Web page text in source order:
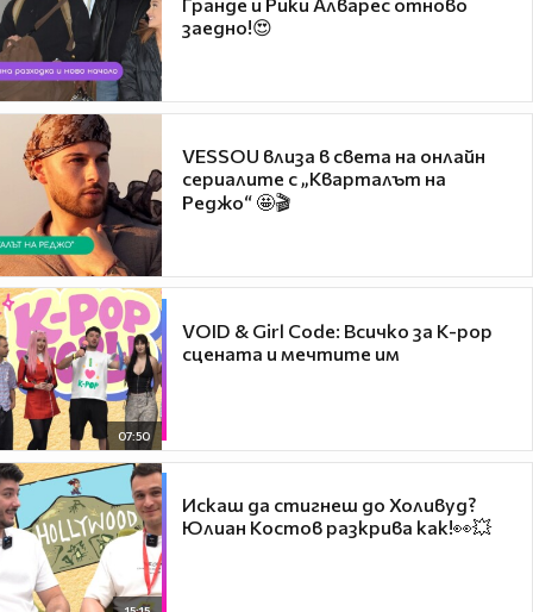
заедно!😍
VESSOU влиза в света на онлайн
сериалите с „Кварталът на
Реджо“ 🤩🎬
07:50
VOID & Girl Code: Всичко за K-pop
сцената и мечтите им
Искаш да стигнеш до Холивуд?
Юлиан Костов разкрива как!👀💥